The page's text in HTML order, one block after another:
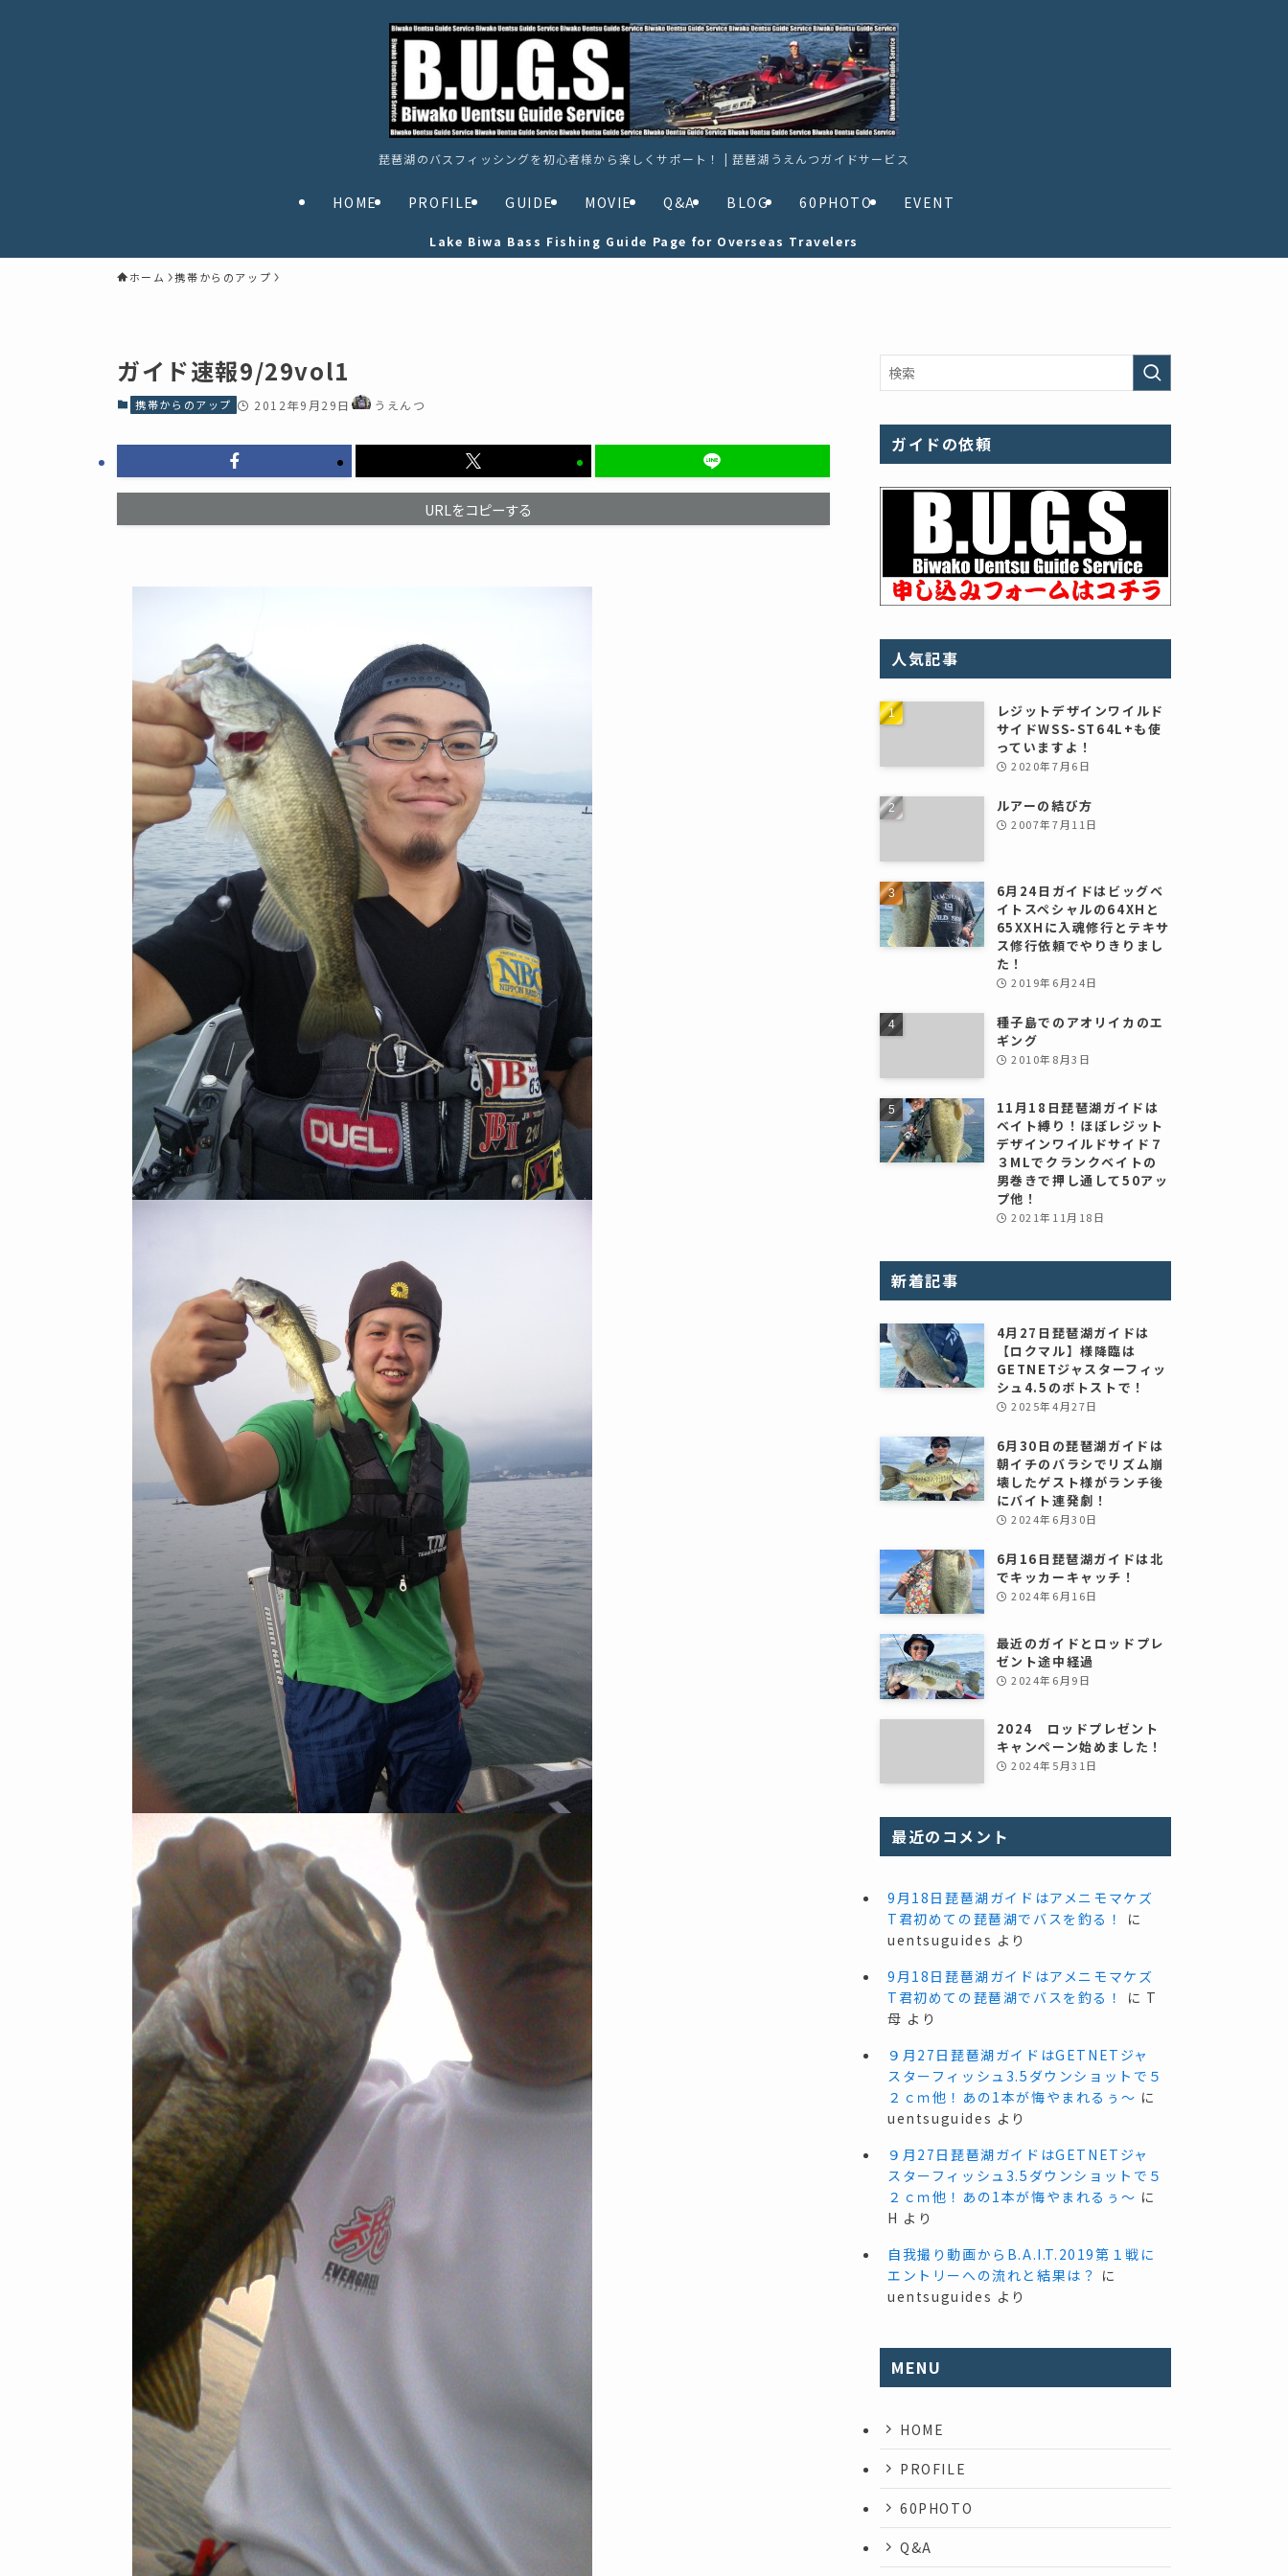
琵琶湖のバスフィッシングを初心者様から楽しくサポート！ | 琵琶湖うえんつガイドサービス
HOME PROFILE GUIDE MOVIE Q&A BLOG 60PHOTO EVENT
Lake Biwa Bass Fishing Guide Page for Overseas Travelers
ホーム 携帯からのアップ
ガイド速報9/29vol1
携帯からのアップ 2012年9月29日 うえんつ
URLをコピーする
ガイドの依頼
人気記事
レジットデザインワイルド
サイドWSS-ST64L+も使
っていますよ！
2020年7月6日
ルアーの結び方
2007年7月11日
6月24日ガイドはビッグベ
イトスペシャルの64XHと
65XXHに入魂修行とテキサ
ス修行依頼でやりきりまし
た！
2019年6月24日
種子島でのアオリイカのエ
ギング
2010年8月3日
11月18日琵琶湖ガイドは
ベイト縛り！ほぼレジット
デザインワイルドサイド７
３MLでクランクベイトの
男巻きで押し通して50アッ
プ他！
2021年11月18日
新着記事
4月27日琵琶湖ガイドは
【ロクマル】様降臨は
GETNETジャスターフィッ
シュ4.5のボトストで！
2025年4月27日
6月30日の琵琶湖ガイドは
朝イチのバラシでリズム崩
壊したゲスト様がランチ後
にバイト連発劇！
2024年6月30日
6月16日琵琶湖ガイドは北
でキッカーキャッチ！
2024年6月16日
最近のガイドとロッドプレ
ゼント途中経過
2024年6月9日
2024 ロッドプレゼント
キャンペーン始めました！
2024年5月31日
最近のコメント
9月18日琵琶湖ガイドはアメニモマケズ
T君初めての琵琶湖でバスを釣る！
に
uentsuguides より
9月18日琵琶湖ガイドはアメニモマケズ
T君初めての琵琶湖でバスを釣る！
に T
母 より
９月27日琵琶湖ガイドはGETNETジャ
スターフィッシュ3.5ダウンショットで５
２ｃｍ他！あの1本が悔やまれるぅ～ に
uentsuguides より
９月27日琵琶湖ガイドはGETNETジャ
スターフィッシュ3.5ダウンショットで５
２ｃｍ他！あの1本が悔やまれるぅ～ に
H より
自我撮り動画からB.A.I.T.2019第１戦に
エントリーへの流れと結果は？ に
uentsuguides より
MENU
HOME
PROFILE
60PHOTO
Q&A